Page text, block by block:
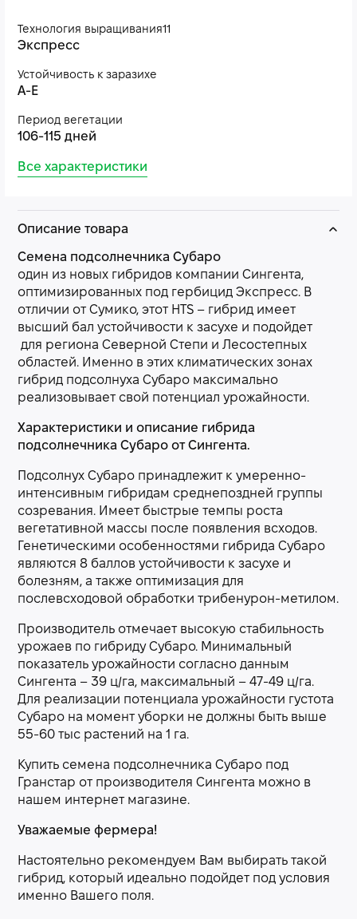
Технология выращивания11
Экспресс
Устойчивость к заразихе
A-E
Период вегетации
106-115 дней
Все характеристики
Описание товара
Семена подсолнечника Субаро
один из новых гибридов компании Сингента,
оптимизированных под гербицид Экспресс. В
отличии от Сумико, этот HTS – гибрид имеет
высший бал устойчивости к засухе и подойдет
для региона Северной Степи и Лесостепных
областей. Именно в этих климатических зонах
гибрид подсолнуха Субаро максимально
реализовывает свой потенциал урожайности.
Характеристики и описание гибрида
подсолнечника Субаро от Сингента.
Подсолнух Субаро принадлежит к умеренно-
интенсивным гибридам среднепоздней группы
созревания. Имеет быстрые темпы роста
вегетативной массы после появления всходов.
Генетическими особенностями гибрида Субаро
являются 8 баллов устойчивости к засухе и
болезням, а также оптимизация для
послевсходовой обработки трибенурон-метилом.
Производитель отмечает высокую стабильность
урожаев по гибриду Субаро. Минимальный
показатель урожайности согласно данным
Сингента – 39 ц/га, максимальный – 47-49 ц/га.
Для реализации потенциала урожайности густота
Субаро на момент уборки не должны быть выше
55-60 тыс растений на 1 га.
Купить семена подсолнечника Субаро под
Гранстар от производителя Сингента можно в
нашем интернет магазине.
Уважаемые фермера!
Настоятельно рекомендуем Вам выбирать такой
гибрид, который идеально подойдет под условия
именно Вашего поля.